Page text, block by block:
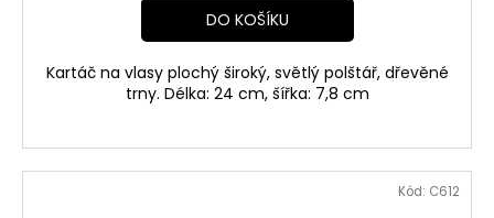
DO KOŠÍKU
Kartáč na vlasy plochý široký, světlý polštář, dřevěné
trny. Délka: 24 cm, šířka: 7,8 cm
Kód: C612